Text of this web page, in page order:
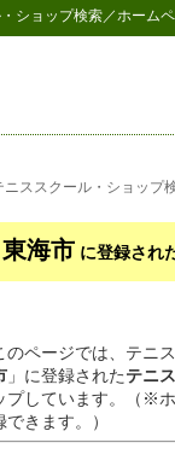
ショップ検索／ホーム
ニススクール・ショップ
東海市 に登録され
のページでは、テニ
」に登録されたテニ
プしています。（※
できます。）